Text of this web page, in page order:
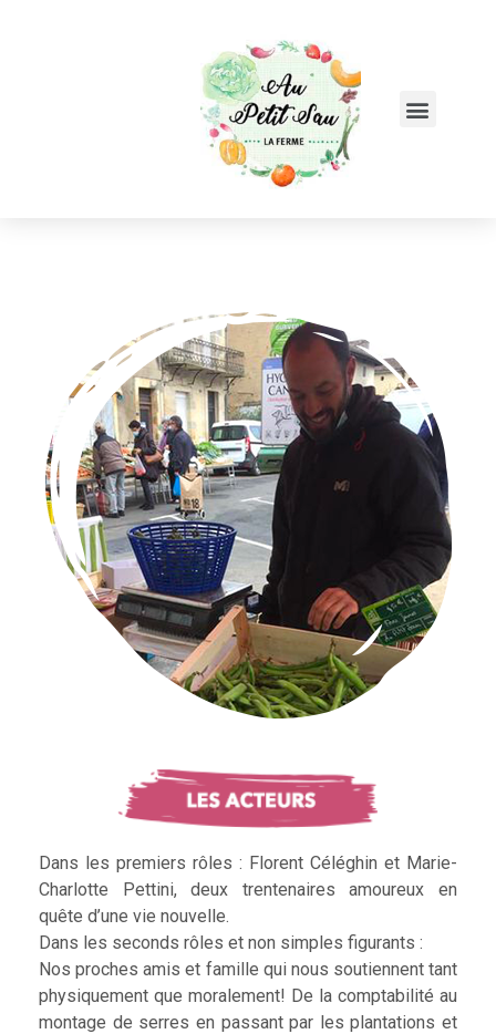
Dans les premiers rôles : Florent Céléghin et Marie-
Charlotte Pettini, deux trentenaires amoureux en
quête d’une vie nouvelle.
Dans les seconds rôles et non simples figurants :
Nos proches amis et famille qui nous soutiennent tant
physiquement que moralement! De la comptabilité au
montage de serres en passant par les plantations et